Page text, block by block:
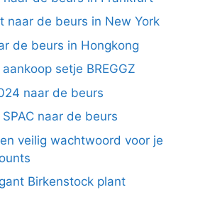
naar de beurs in New York
de beurs in Hongkong
setje BREGGZ
naar de beurs
naar de beurs
veilig wachtwoord voor je
Birkenstock plant